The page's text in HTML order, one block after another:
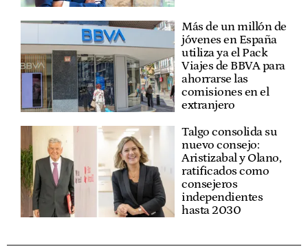
Más de un millón de
jóvenes en España
utiliza ya el Pack
Viajes de BBVA para
ahorrarse las
comisiones en el
extranjero
Talgo consolida su
nuevo consejo:
Aristizabal y Olano,
ratificados como
consejeros
independientes
hasta 2030